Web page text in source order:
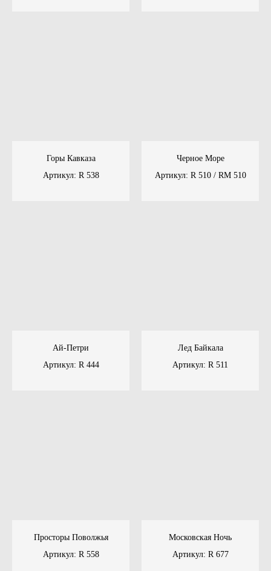
Горы Кавказа
Артикул: R 538
Черное Море
Артикул: R 510 / RM 510
Ай-Петри
Артикул: R 444
Лед Байкала
Артикул: R 511
Просторы Поволжья
Артикул: R 558
Московская Ночь
Артикул: R 677